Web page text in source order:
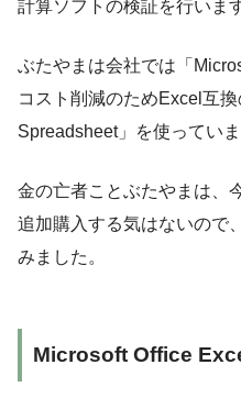
計算ソフトの検証を行います
ぶたやまは会社では「
コスト削減のためExcel互
Spreadsheet」を使っていま
金の亡者ことぶたやまは、
追加購入する気はないので
みました。
Microsoft Office